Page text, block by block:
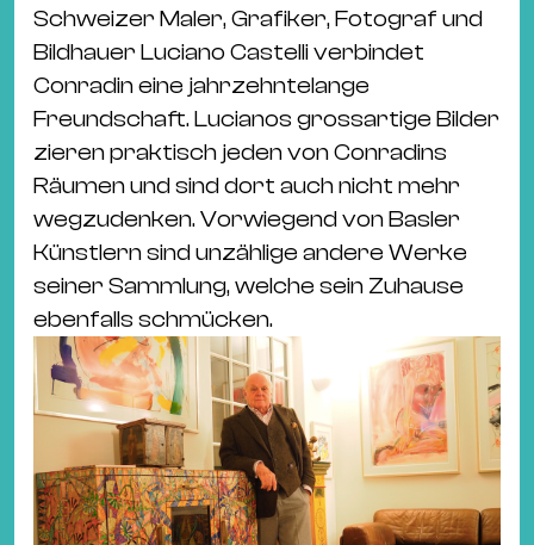
Schweizer Maler, Grafiker, Fotograf und
Bildhauer Luciano Castelli verbindet
Conradin eine jahrzehntelange
Freundschaft. Lucianos grossartige Bilder
zieren praktisch jeden von Conradins
Räumen und sind dort auch nicht mehr
wegzudenken. Vorwiegend von Basler
Künstlern sind unzählige andere Werke
seiner Sammlung, welche sein Zuhause
ebenfalls schmücken.